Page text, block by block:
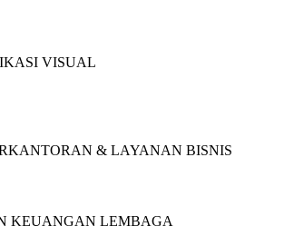
VISUAL
& LAYANAN BISNIS
KEUANGAN LEMBAGA